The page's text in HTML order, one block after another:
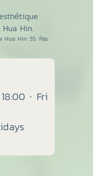
Hin.
Hua Hin 55. Pas
· Fri